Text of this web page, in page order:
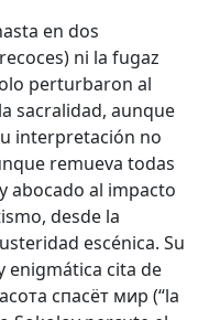
en dos
ni la fugaz
perturbaron al
sacralidad, aunque
interpretación no
remueva todas
abocado al impacto
desde la
escénica. Su
enigmática cita de
спасёт мир (“la